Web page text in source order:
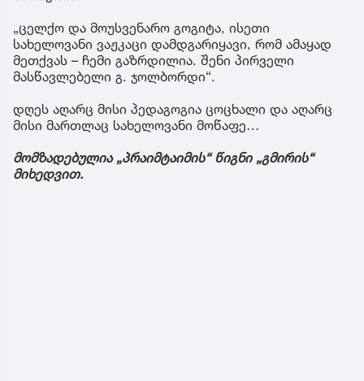
„ცელქო და მოუსვენარო გოგიტა, ისეთი
სახელოვანი ვაჟკაცი დამდგარიყავი, რომ ამაყად
მეთქვას – ჩემი გაზრდილია. შენი პირველი
მასწავლებელი გ. ჯოლბორდი“.
დღეს აღარც მისი პედაგოგია ცოცხალი და აღარც
მისი მართლაც სახელოვანი მოწაფე…
მომზადებულია „პრაიმტაიმის“ წიგნი „გმირის“
მიხედვით.